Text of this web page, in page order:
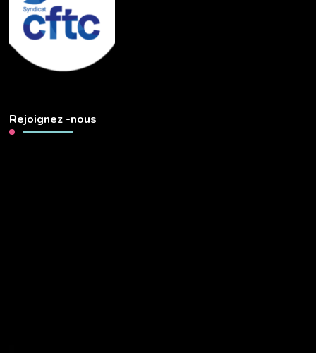
Rejoignez -nous